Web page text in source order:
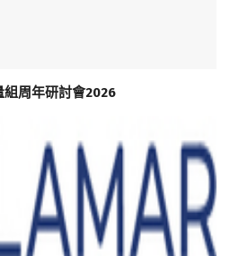
周年研討會2026